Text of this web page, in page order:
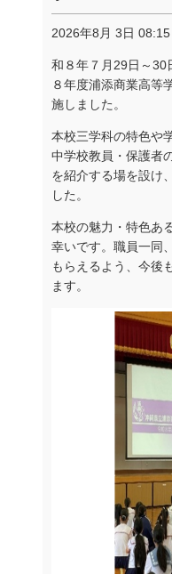
2026年8月 3日 08:15
和８年７月 29日～30
８年度浦添商業高等
施しました。
本校三学科の特色や
中学校教員・保護者
を紹介する場を設け
した。
本校の魅力・特色あ
幸いです。職員一同
もらえるよう、今後
ます。